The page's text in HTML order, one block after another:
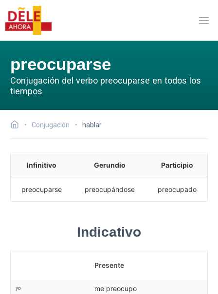
preocuparse
Conjugación del verbo preocuparse en todos los
tiempos
Conjugación hablar
Infinitivo Gerundio Participio
preocuparse preocupándose preocupado
Indicativo
Presente
yo me preocupo